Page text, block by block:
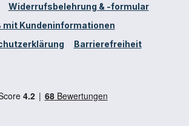
Widerrufsbelehrung & -formular
mit Kundeninformationen
Barrierefreiheit